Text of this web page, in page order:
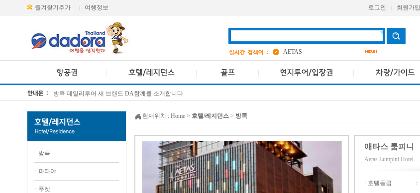
즐겨찾기추가 여행정보 로그인 회원가입
AVANI
bangkok
1
앳 마인드 4
AETAS
방콕 데일리투어 새 브랜드 DA함께를 소개합니다
· 방콕
· 파타야
· 푸켓
현재위치 : Home > 호텔/레지던스 > 방콕
애타스 룸피니
Aetas Lumpini Hotel
· 호텔등급 :